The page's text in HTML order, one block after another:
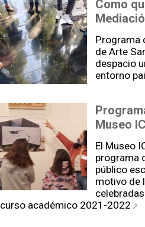
Como
Programa
de Arte
despacio
entorno
Museo
El Museo
programa
público
motivo de
curso académico 2021-2022